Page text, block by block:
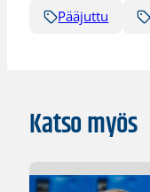
Pääjuttu
Katso myös